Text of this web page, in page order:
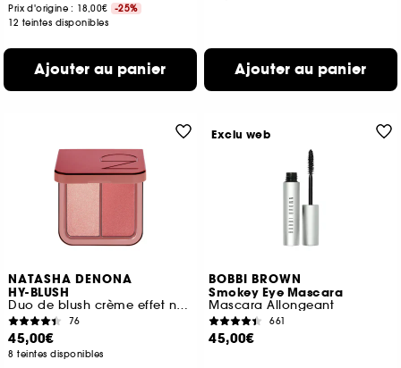
Prix d'origine : 18,00€
-25%
12 teintes disponibles
Ajouter au panier Ajouter au panier
NATASHA DENONA
HY-BLUSH
Duo de blush crème effet nuage
76
45,00€
8 teintes disponibles
BOBBI BROWN
Smokey Eye Mascara
Mascara Allongeant
661
45,00€
Exclu web